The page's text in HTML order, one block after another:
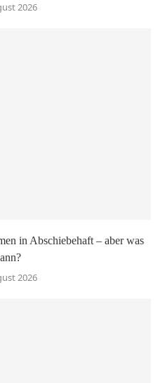
2026
in Abschiebehaft – aber was
2026